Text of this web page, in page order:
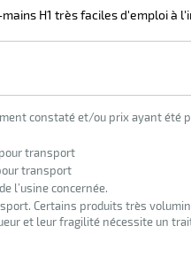
H1 très faciles d'emploi à
constaté et/ou prix ayant été
transport
transport
l’usine concernée.
Certains produits très
et leur fragilité nécessite un